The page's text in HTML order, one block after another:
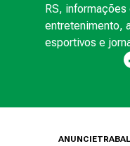
RS,
entretenimento,
esportivos e
ANUNCIE